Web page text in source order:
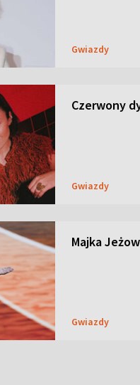
Gwiazdy
Czerwony
Gwiazdy
Majka
Gwiazdy